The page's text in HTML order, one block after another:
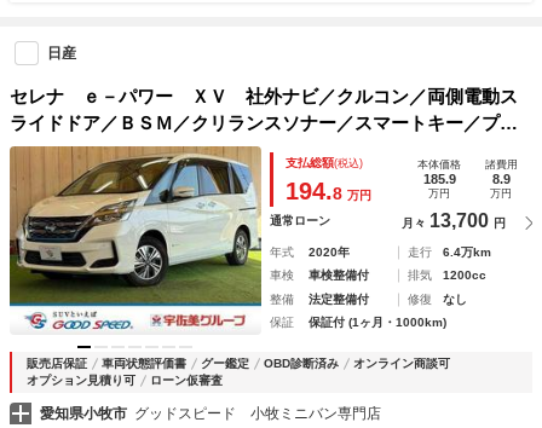
日産
セレナ ｅ－パワー ＸＶ 社外ナビ／クルコン／両側電動ス
ライドドア／ＢＳＭ／クリランスソナー／スマートキー／プッ
シュスタート／バックカメラ／フルセグ／純正アルミ／エコモ
ード／後席エアコン／ＥＴＣ
支払総額(税込)
194.8 万円
本体価格
185.9
万円
諸費用
8.9
万円
通常ローン 月々 13,700 円
年式 2020年 走行
6.4万km
車検
車検整備付 排気
1200cc
整備
法定整備付 修復
なし
保証
保証付 (1ヶ月・1000km)
販売店保証 車両状態評価書 グー鑑定 OBD診断済み
オンライン商談可
オプション見積り可
ローン仮審査
愛知県小牧市 グッドスピード 小牧ミニバン専門店